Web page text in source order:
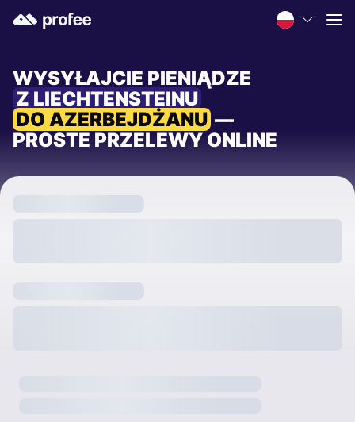
WYSYŁAJCIE PIENIĄDZE
Z LIECHTENSTEINU
DO AZERBEJDŻANU —
PROSTE PRZELEWY ONLINE